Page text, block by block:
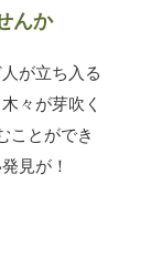
んか
が立ち入る
々が芽吹く
ことができ
見が！